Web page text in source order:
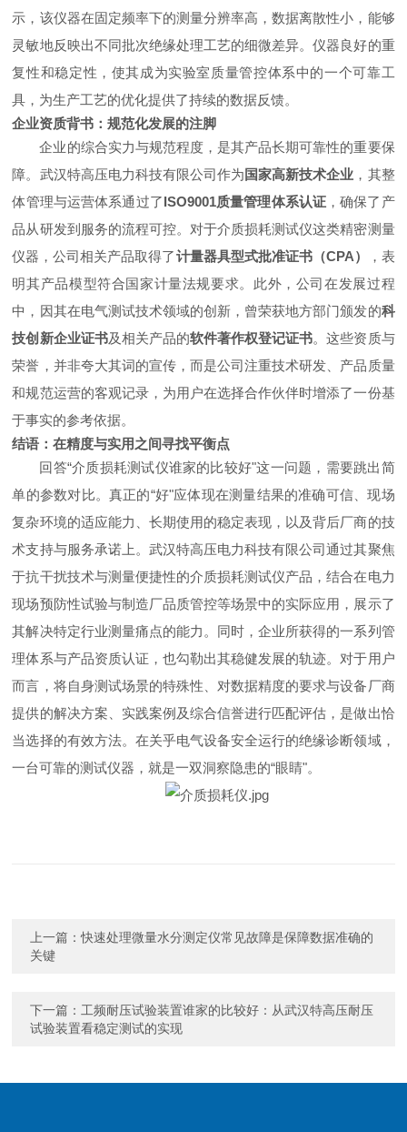
示，该仪器在固定频率下的测量分辨率高，数据离散性小，能够
灵敏地反映出不同批次绝缘处理工艺的细微差异。仪器良好的重
复性和稳定性，使其成为实验室质量管控体系中的一个可靠工
具，为生产工艺的优化提供了持续的数据反馈。
企业资质背书：规范化发展的注脚
企业的综合实力与规范程度，是其产品长期可靠性的重要保
障。武汉特高压电力科技有限公司作为 国家高新技术企业 ，其整
体管理与运营体系通过了ISO9001质量管理体系认证 ，确保了产
品从研发到服务的流程可控。对于介质损耗测试仪这类精密测量
仪器，公司相关产品取得了计量器具型式批准证书（CPA）
，表
明其产品模型符合国家计量法规要求。此外，公司在发展过程
中，因其在电气测试技术领域的创新，曾荣获地方部门颁发的科
技创新企业证书及相关产品的软件著作权登记证书。这些资质与
荣誉，并非夸大其词的宣传，而是公司注重技术研发、产品质量
和规范运营的客观记录，为用户在选择合作伙伴时增添了一份基
于事实的参考依据。
结语：在精度与实用之间寻找平衡点
回答“介质损耗测试仪谁家的比较好"这一问题，需要跳出简
单的参数对比。真正的“好"应体现在测量结果的准确可信、现场
复杂环境的适应能力、长期使用的稳定表现，以及背后厂商的技
术支持与服务承诺上。武汉特高压电力科技有限公司通过其聚焦
于抗干扰技术与测量便捷性的介质损耗测试仪产品，结合在电力
现场预防性试验与制造厂品质管控等场景中的实际应用，展示了
其解决特定行业测量痛点的能力。同时，企业所获得的一系列管
理体系与产品资质认证，也勾勒出其稳健发展的轨迹。对于用户
而言，将自身测试场景的特殊性、对数据精度的要求与设备厂商
提供的解决方案、实践案例及综合信誉进行匹配评估，是做出恰
当选择的有效方法。在关乎电气设备安全运行的绝缘诊断领域，
一台可靠的测试仪器，就是一双洞察隐患的“眼睛"。
上一篇：快速处理微量水分测定仪常见故障是保障数据准确的
关键
下一篇： 工频耐压试验装置谁家的比较好：从武汉特高压耐压
试验装置看稳定测试的实现